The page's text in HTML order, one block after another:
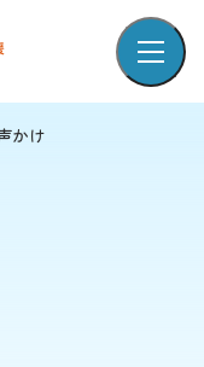
かけ